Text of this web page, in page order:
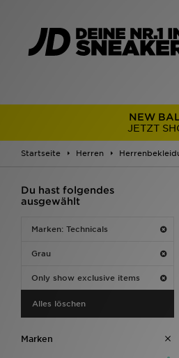
NEW
JETZT
Startseite Herren
Du hast folgendes
ausgewählt
Marken: Technicals
Grau
Only show exclusive items
Alles löschen
Marken